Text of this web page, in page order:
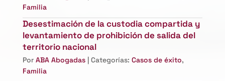
Familia
Desestimación de la custodia compartida y
levantamiento de prohibición de salida del
territorio nacional
Por ABA Abogadas| Categorías: Casos de éxito,
Familia